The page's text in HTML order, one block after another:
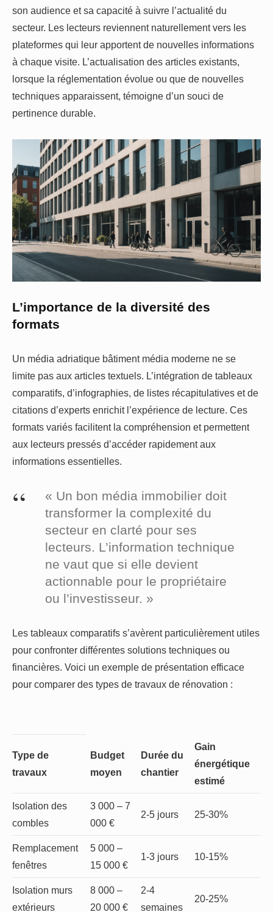
son audience et sa capacité à suivre l’actualité du
secteur. Les lecteurs reviennent naturellement vers les
plateformes qui leur apportent de nouvelles informations
à chaque visite. L’actualisation des articles existants,
lorsque la réglementation évolue ou que de nouvelles
techniques apparaissent, témoigne d’un souci de
pertinence durable.
L’importance de la diversité des
formats
Un média adriatique bâtiment média moderne ne se
limite pas aux articles textuels. L’intégration de tableaux
comparatifs, d’infographies, de listes récapitulatives et de
citations d’experts enrichit l’expérience de lecture. Ces
formats variés facilitent la compréhension et permettent
aux lecteurs pressés d’accéder rapidement aux
informations essentielles.
« Un bon média immobilier doit
transformer la complexité du
secteur en clarté pour ses
lecteurs. L’information technique
ne vaut que si elle devient
actionnable pour le propriétaire
ou l’investisseur. »
Les tableaux comparatifs s’avèrent particulièrement utiles
pour confronter différentes solutions techniques ou
financières. Voici un exemple de présentation efficace
pour comparer des types de travaux de rénovation :
Type de
travaux
Budget
moyen
Durée du
chantier
Gain
énergétique
estimé
Isolation des
combles
3 000 – 7
000 €
2-5 jours 25-30%
Remplacement
fenêtres
5 000 –
15 000 €
1-3 jours 10-15%
Isolation murs
extérieurs
8 000 –
20 000 €
2-4
semaines
20-25%